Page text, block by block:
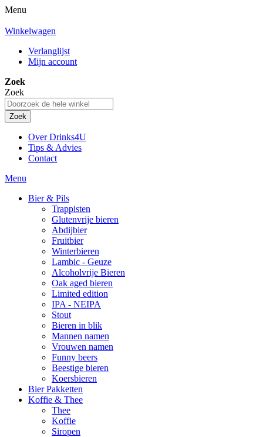
Menu
Winkelwagen
Verlanglijst
Mijn account
Zoek
Zoek
Zoek
Over Drinks4U
Tips & Advies
Contact
Menu
Bier & Pils
Trappisten
Glutenvrije bieren
Abdijbier
Fruitbier
Winterbieren
Lambic - Geuze
Alcoholvrije Bieren
Oak aged bieren
Limited edition
IPA - NEIPA
Stout
Bieren in blik
Mannen namen
Vrouwen namen
Funny beers
Beestige bieren
Koersbieren
Bier Pakketten
Koffie & Thee
Thee
Koffie
Siropen